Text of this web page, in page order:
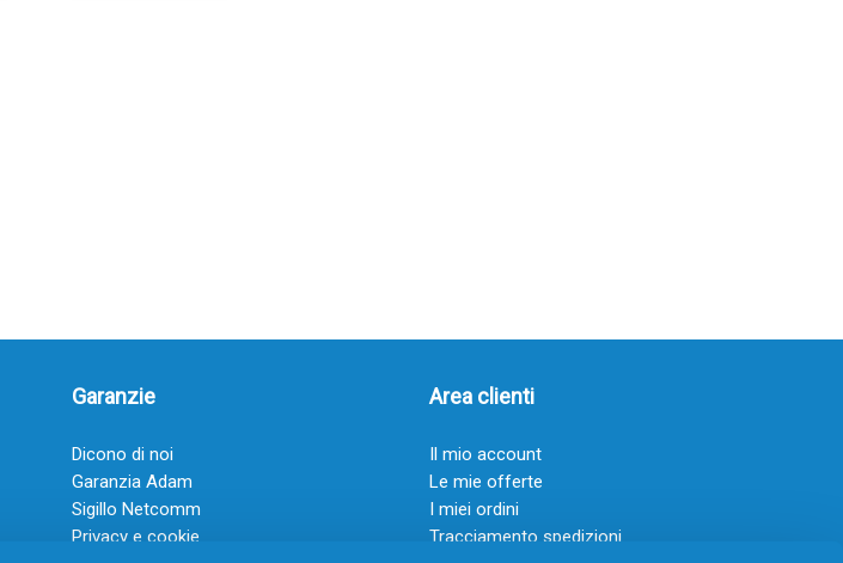
Garanzie
Dicono di noi
Garanzia Adam
Sigillo Netcomm
Privacy e cookie
Area clienti
Il mio account
Le mie offerte
I miei ordini
Tracciamento spedizioni